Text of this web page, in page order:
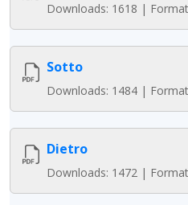
Downloads: 1618 |
Sotto
Downloads: 1484 |
Dietro
Downloads: 1472 |